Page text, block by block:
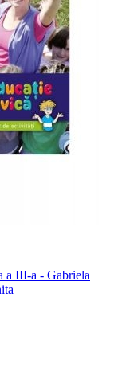
a III-a - Gabriela